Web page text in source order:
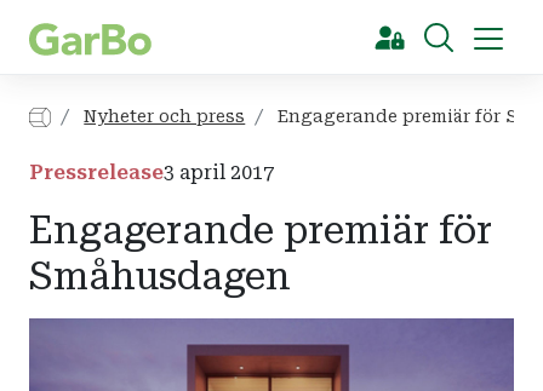
[Sök]
Nyheter och press Engagerande premiär för
Pressrelease3 april 2017
Engagerande premiär för
Småhusdagen